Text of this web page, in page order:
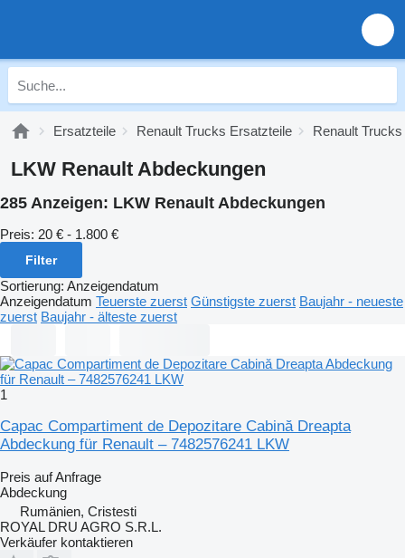
Ersatzteile Renault Trucks Ersatzteile Renault
LKW Renault Abdeckungen
285 Anzeigen: LKW Renault Abdeckungen
Preis: 20 € - 1.800 €
Filter
Sortierung: Anzeigendatum
Anzeigendatum Teuerste zuerst Günstigste zuerst Baujahr - neueste
zuerst Baujahr - älteste zuerst
1
Capac Compartiment de Depozitare Cabină Dreapta
Abdeckung für Renault – 7482576241 LKW
Preis auf Anfrage
Abdeckung
Rumänien, Cristesti
ROYAL DRU AGRO S.R.L.
Verkäufer kontaktieren